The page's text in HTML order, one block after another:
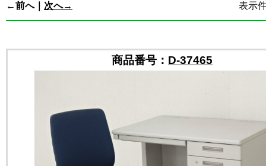
←前へ｜ 次へ→ 表示
商品番号： D-37465